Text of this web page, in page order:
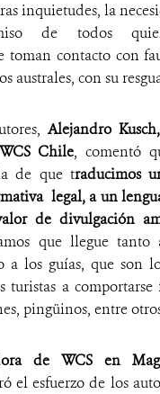
inquietudes, la
de todos
toman contacto con
australes, con su
Alejandro
Chile, comentó
de que traducimos
legal, a un
de divulgación
que llegue tanto
a los guías, que son
turistas a
pingüinos, entre
de WCS en
el esfuerzo de los